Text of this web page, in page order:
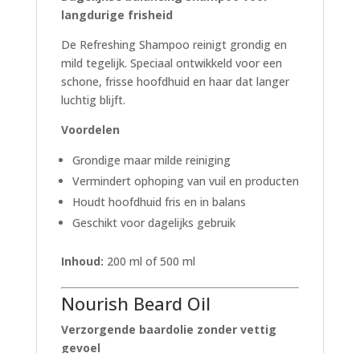
langdurige frisheid
De Refreshing Shampoo reinigt grondig en
mild tegelijk. Speciaal ontwikkeld voor een
schone, frisse hoofdhuid en haar dat langer
luchtig blijft.
Voordelen
Grondige maar milde reiniging
Vermindert ophoping van vuil en producten
Houdt hoofdhuid fris en in balans
Geschikt voor dagelijks gebruik
Inhoud: 200 ml of 500 ml
Nourish Beard Oil
Verzorgende baardolie zonder vettig
gevoel